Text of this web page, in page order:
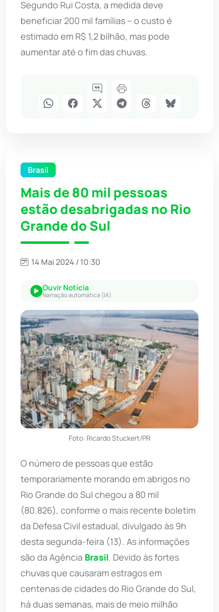
Segundo Rui Costa, a medida deve
beneficiar 200 mil famílias – o custo é
estimado em R$ 1,2 bilhão, mas pode
aumentar até o fim das chuvas.
Brasil
Mais de 80 mil pessoas
estão desabrigadas no Rio
Grande do Sul
14 Mai 2024 / 10:30
Ouvir Notícia
Narração automática (IA)
Foto: Ricardo Stuckert/PR
O número de pessoas que estão
temporariamente morando em abrigos no
Rio Grande do Sul chegou a 80 mil
(80.826), conforme o mais recente boletim
da Defesa Civil estadual, divulgado às 9h
desta segunda-feira (13). As informações
são da Agência Brasil. Devido às fortes
chuvas que causaram estragos em
centenas de cidades do Rio Grande do Sul,
há duas semanas, mais de meio milhão